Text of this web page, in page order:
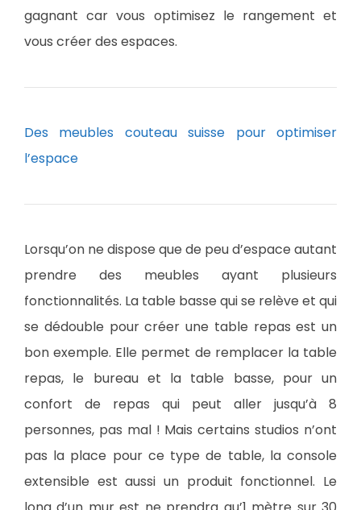
gagnant car vous optimisez le rangement et
vous créer des espaces.
Des meubles couteau suisse pour optimiser
l’espace
Lorsqu’on ne dispose que de peu d’espace autant
prendre des meubles ayant plusieurs
fonctionnalités. La table basse qui se relève et qui
se dédouble pour créer une table repas est un
bon exemple. Elle permet de remplacer la table
repas, le bureau et la table basse, pour un
confort de repas qui peut aller jusqu’à 8
personnes, pas mal ! Mais certains studios n’ont
pas la place pour ce type de table, la console
extensible est aussi un produit fonctionnel. Le